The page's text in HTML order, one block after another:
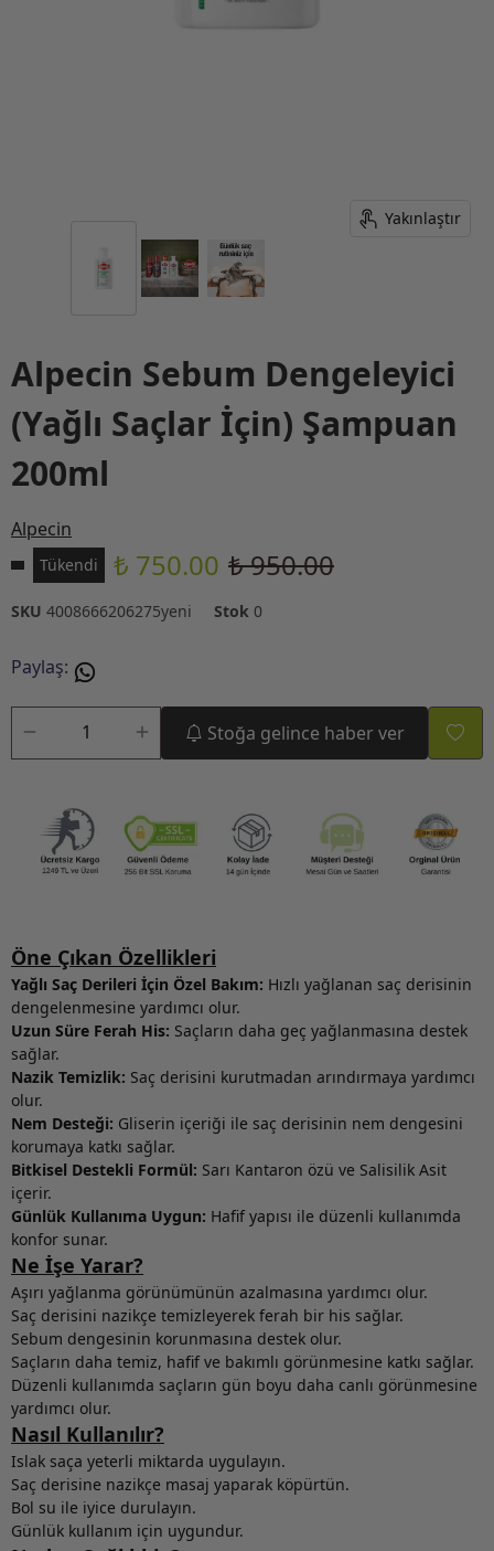
Yakınlaştır
Alpecin Sebum Dengeleyici
(Yağlı Saçlar İçin) Şampuan
200ml
Alpecin
Tükendi ₺ 750.00 ₺ 950.00
SKU 4008666206275yeni Stok 0
Paylaş:
Stoğa gelince haber ver
Öne Çıkan Özellikleri
Yağlı Saç Derileri İçin Özel Bakım: Hızlı yağlanan saç derisinin
dengelenmesine yardımcı olur.
Uzun Süre Ferah His: Saçların daha geç yağlanmasına destek
sağlar.
Nazik Temizlik: Saç derisini kurutmadan arındırmaya yardımcı
olur.
Nem Desteği: Gliserin içeriği ile saç derisinin nem dengesini
korumaya katkı sağlar.
Bitkisel Destekli Formül: Sarı Kantaron özü ve Salisilik Asit
içerir.
Günlük Kullanıma Uygun: Hafif yapısı ile düzenli kullanımda
konfor sunar.
Ne İşe Yarar?
Aşırı yağlanma görünümünün azalmasına yardımcı olur.
Saç derisini nazikçe temizleyerek ferah bir his sağlar.
Sebum dengesinin korunmasına destek olur.
Saçların daha temiz, hafif ve bakımlı görünmesine katkı sağlar.
Düzenli kullanımda saçların gün boyu daha canlı görünmesine
yardımcı olur.
Nasıl Kullanılır?
Islak saça yeterli miktarda uygulayın.
Saç derisine nazikçe masaj yaparak köpürtün.
Bol su ile iyice durulayın.
Günlük kullanım için uygundur.